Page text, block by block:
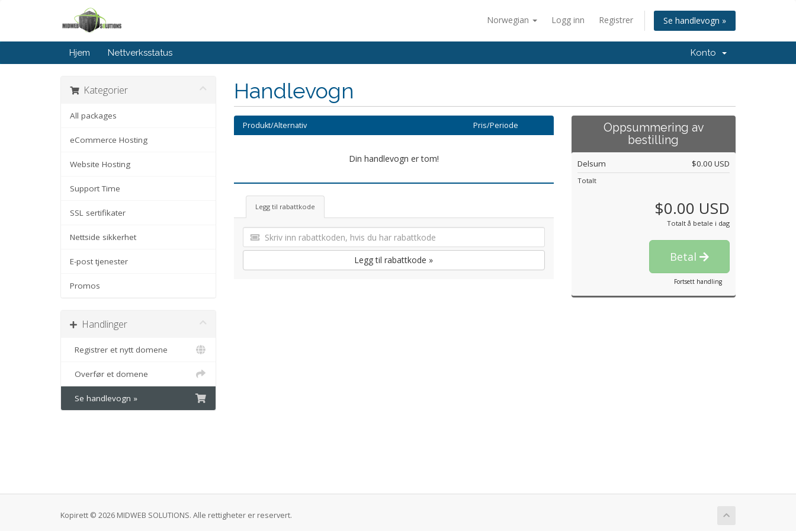
Norwegian Logg inn Registrer Se handlevogn »
Hjem Nettverksstatus Konto
Kategorier
All packages
eCommerce Hosting
Website Hosting
Support Time
SSL sertifikater
Nettside sikkerhet
E-post tjenester
Promos
Handlinger
Registrer et nytt domene
Overfør et domene
Se handlevogn »
Handlevogn
Produkt/Alternativ Pris/Periode
Din handlevogn er tom!
Legg til rabattkode
Legg til rabattkode »
Oppsummering av
bestilling
Delsum $0.00 USD
Totalt
$0.00 USD
Totalt å betale i dag
Betal
Fortsett handling
Kopirett © 2026 MIDWEB SOLUTIONS. Alle rettigheter er reservert.